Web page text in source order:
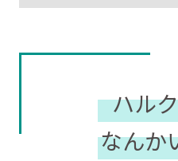
ハル
なんか